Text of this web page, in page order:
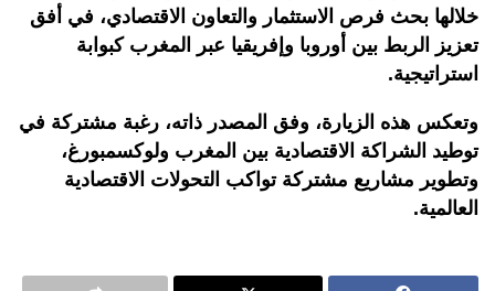
خلالها بحث فرص الاستثمار والتعاون الاقتصادي، في أفق
تعزيز الربط بين أوروبا وإفريقيا عبر المغرب كبوابة
استراتيجية.
وتعكس هذه الزيارة، وفق المصدر ذاته، رغبة مشتركة في
توطيد الشراكة الاقتصادية بين المغرب ولوكسمبورغ،
وتطوير مشاريع مشتركة تواكب التحولات الاقتصادية
العالمية.